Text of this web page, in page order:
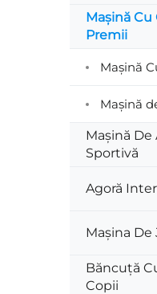
Mașină Cu
Premii
Mașină
Mașină
Mașină De
Sportivă
Agoră
Mașina
Băncuță
Copii